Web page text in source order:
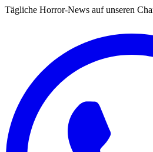
Tägliche Horror-News auf unseren